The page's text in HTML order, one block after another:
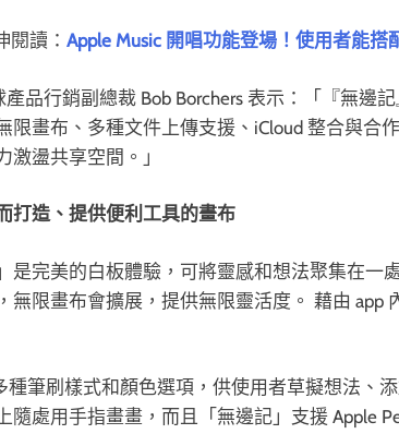
閱讀： Apple Music 開唱功能登場！使用者能
產品行銷副總裁 Bob Borchers 表示：「『無邊
限畫布、多種文件上傳支援、iCloud 整合與合
激盪共享空間。」
打造、提供便利工具的畫布
是完美的白板體驗，可將靈感和想法聚集在
無限畫布會擴展，提供無限靈活度。 藉由 app
種筆刷樣式和顏色選項，供使用者草擬想法、
隨處用手指畫畫，而且「無邊記」支援 Apple